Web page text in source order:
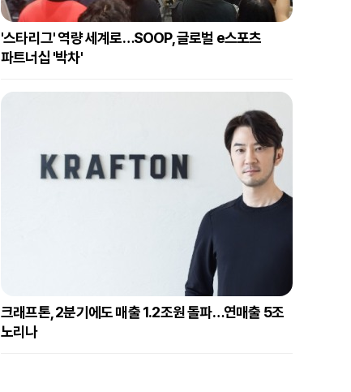
'스타리그' 역량 세계로…SOOP, 글로벌 e스포츠
파트너십 '박차'
크래프톤, 2분기에도 매출 1.2조원 돌파…연매출 5조
노리나